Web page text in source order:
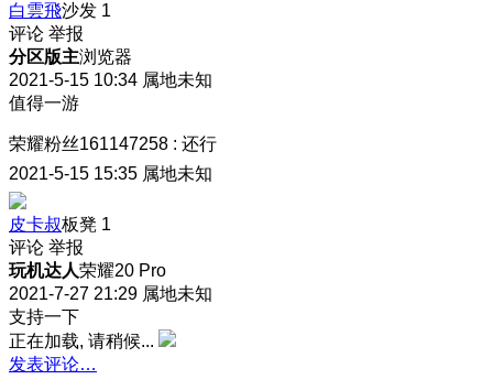
白雲飛沙发 1
评论 举报
分区版主浏览器
2021-5-15 10:34 属地未知
值得一游
荣耀粉丝161147258 : 还行
2021-5-15 15:35 属地未知
皮卡叔板凳 1
评论 举报
玩机达人荣耀20 Pro
2021-7-27 21:29 属地未知
支持一下
正在加载, 请稍候...
发表评论…